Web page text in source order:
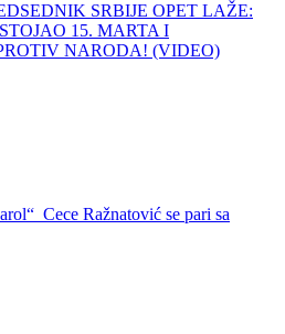
SRBIJE OPET LAŽE:
15. MARTA I
NARODA! (VIDEO)
Cece Ražnatović se pari sa